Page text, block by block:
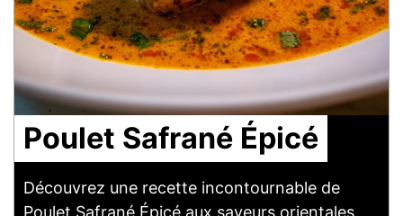
Poulet Safrané Épicé
Découvrez une recette incontournable de
Poulet Safrané Épicé aux saveurs orientales.